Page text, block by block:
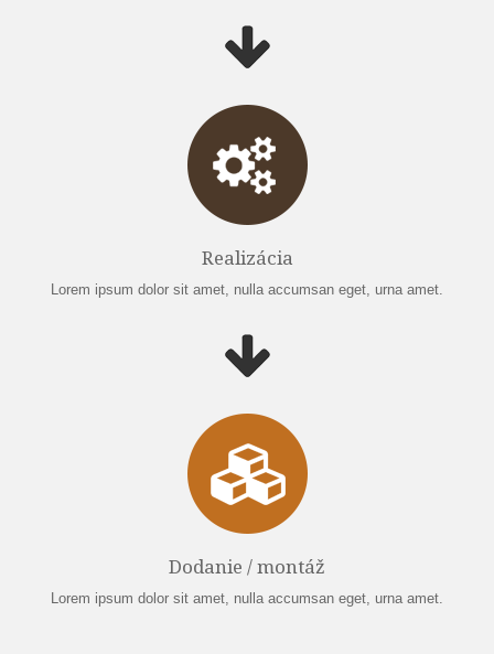
Realizácia
Lorem ipsum dolor sit amet, nulla accumsan eget, urna amet.
Dodanie / montáž
Lorem ipsum dolor sit amet, nulla accumsan eget, urna amet.